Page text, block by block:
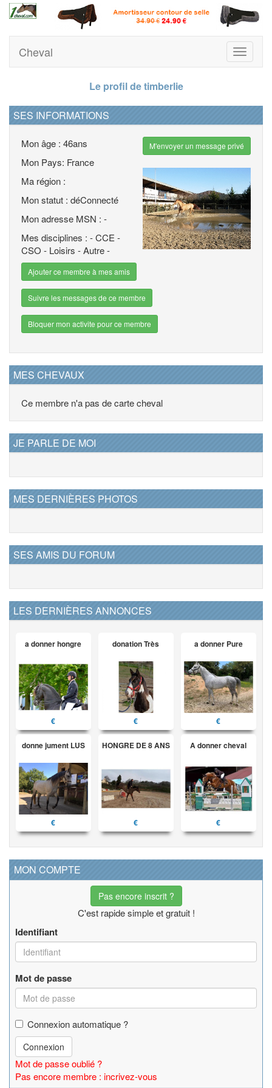
Toggle
Cheval
Le profil de timberlie
SES INFORMATIONS
Mon âge : 46ans
Mon Pays: France
Ma région :
Mon statut : déConnecté
Mon adresse MSN : -
Mes disciplines : - CCE -
CSO - Loisirs - Autre -
Ajouter ce membre à mes amis
Suivre les messages de ce membre
Bloquer mon activite pour ce membre
M'envoyer un message privé
MES CHEVAUX
Ce membre n'a pas de carte cheval
JE PARLE DE MOI
MES DERNIÈRES PHOTOS
SES AMIS DU FORUM
LES DERNIÈRES ANNONCES
a donner hongre
€
donation Très
€
a donner Pure
€
donne jument LUS
€
HONGRE DE 8 ANS
€
A donner cheval
€
MON COMPTE
Pas encore inscrit ?
C'est rapide simple et gratuit !
Identifiant
Mot de passe
Connexion automatique ?
Connexion
Mot de passe oublié ?
Pas encore membre : incrivez-vous